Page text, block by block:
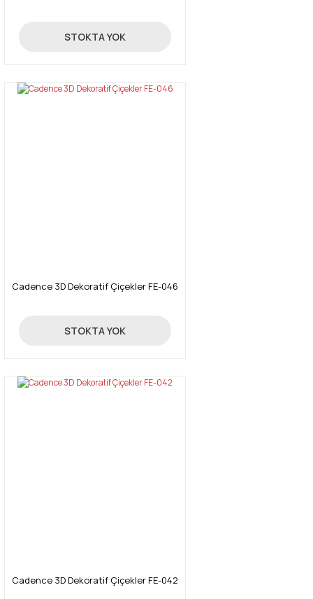
9,12 TL
STOKTA YOK
Cadence 3D Dekoratif Çiçekler FE-046
24,70 TL
STOKTA YOK
Cadence 3D Dekoratif Çiçekler FE-042